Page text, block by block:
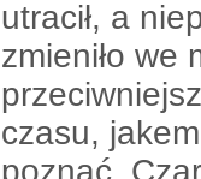
utracił, a
zmieniło we
czasu,
poznać.